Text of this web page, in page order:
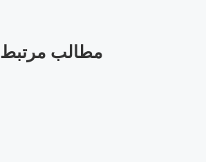
مطالب مرتبط